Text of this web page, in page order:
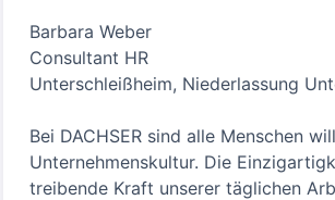
Barbara Weber
Consultant HR
Unterschleißheim, Niederlassung
Bei DACHSER sind alle Menschen
Unternehmenskultur. Die
treibende Kraft unserer täglichen